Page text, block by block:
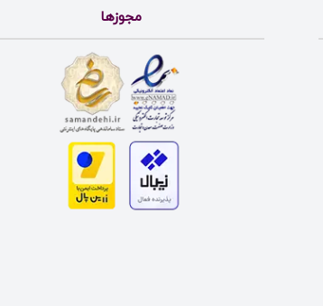
مجوزها